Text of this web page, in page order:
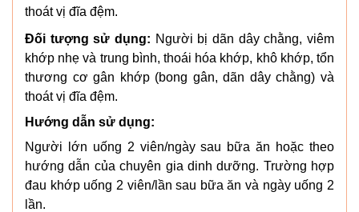
thoát vị đĩa đệm.
Đối tượng sử dụng: Người bị dãn dây chằng, viêm
khớp nhẹ và trung bình, thoái hóa khớp, khô khớp, tổn
thương cơ gân khớp (bong gân, dãn dây chằng) và
thoát vị đĩa đệm.
Hướng dẫn sử dụng:
Người lớn uống 2 viên/ngày sau bữa ăn hoặc theo
hướng dẫn của chuyên gia dinh dưỡng. Trường hợp
đau khớp uống 2 viên/lần sau bữa ăn và ngày uống 2
lần.